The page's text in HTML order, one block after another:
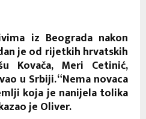
iz Beograda nakon
je od rijetkih hrvatskih
Kovača, Meri Cetinić,
u Srbiji. “Nema novaca
koja je nanijela tolika
je Oliver.